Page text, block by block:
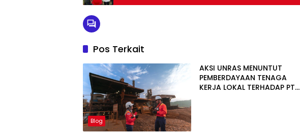
Pos Terkait
Blog
AKSI UNRAS MENUNTUT
PEMBERDAYAAN TENAGA
KERJA LOKAL TERHADAP PT.